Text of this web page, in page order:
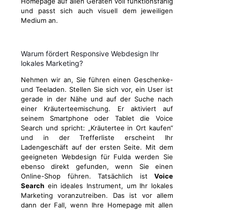
und passt sich auch visuell dem jeweiligen
Medium an.
Warum fördert Responsive Webdesign Ihr
lokales Marketing?
Nehmen wir an, Sie führen einen Geschenke-
und Teeladen. Stellen Sie sich vor, ein User ist
gerade in der Nähe und auf der Suche nach
einer Kräuterteemischung. Er aktiviert auf
seinem Smartphone oder Tablet die Voice
Search und spricht: „Kräutertee in Ort kaufen“
und in der Trefferliste erscheint Ihr
Ladengeschäft auf der ersten Seite. Mit dem
geeigneten Webdesign für Fulda werden Sie
ebenso direkt gefunden, wenn Sie einen
Online-Shop führen. Tatsächlich ist Voice
Search ein ideales Instrument, um Ihr lokales
Marketing voranzutreiben. Das ist vor allem
dann der Fall, wenn Ihre Homepage mit allen